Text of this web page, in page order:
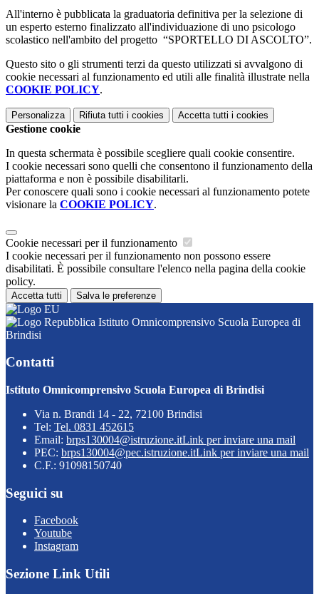
All'interno è pubblicata la graduatoria definitiva per la selezione di
un esperto esterno finalizzato all'individuazione di uno psicologo
scolastico nell'ambito del progetto “SPORTELLO DI ASCOLTO”.
Questo sito o gli strumenti terzi da questo utilizzati si avvalgono di
cookie necessari al funzionamento ed utili alle finalità illustrate nella
COOKIE POLICY.
Personalizza Rifiuta tutti i cookies Accetta tutti i cookies
Gestione cookie
In questa schermata è possibile scegliere quali cookie consentire.
I cookie necessari sono quelli che consentono il funzionamento della
piattaforma e non è possibile disabilitarli.
Per conoscere quali sono i cookie necessari al funzionamento potete
visionare la COOKIE POLICY.
Cookie necessari per il funzionamento
I cookie necessari per il funzionamento non possono essere
disabilitati. È possibile consultare l'elenco nella pagina della cookie
policy.
Accetta tutti Salva le preferenze
Istituto Omnicomprensivo Scuola Europea di
Brindisi
Contatti
Istituto Omnicomprensivo Scuola Europea di Brindisi
Via n. Brandi 14 - 22, 72100 Brindisi
Tel: Tel. 0831 452615
Email: brps130004@istruzione.itLink per inviare una mail
PEC: brps130004@pec.istruzione.itLink per inviare una mail
C.F.: 91098150740
Seguici su
Facebook
Youtube
Instagram
Sezione Link Utili